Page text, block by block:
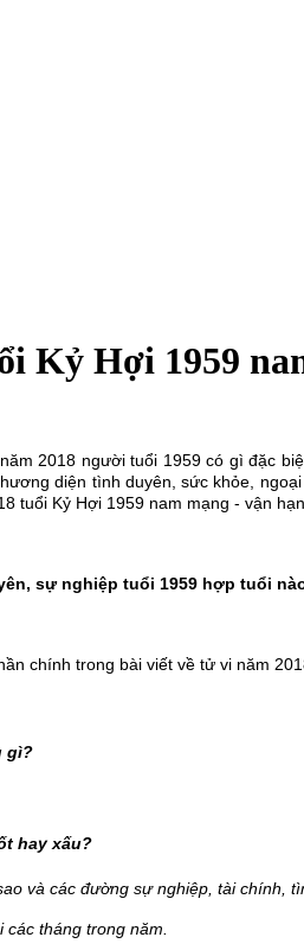
Kỷ Hợi 1959
2018 người tuổi 1959 có gì đặc
diện tình duyên, sức khỏe,
tuổi Kỷ Hợi 1959 nam mạng - vận
sự nghiệp tuổi 1959 hợp tuổi
chính trong bài viết về tử vi năm
gì?
hay xấu?
và các đường sự nghiệp, tài chính,
tháng trong năm.